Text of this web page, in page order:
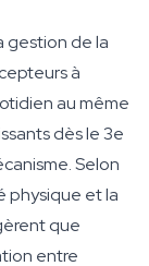
gestion de la
à
au même
dès le 3e
Selon
physique et la
que
entre